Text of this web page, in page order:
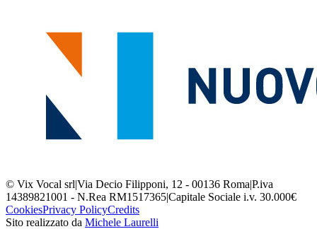
© Vix Vocal srl|Via Decio Filipponi, 12 - 00136 Roma|P.iva
14389821001 - N.Rea RM1517365|Capitale Sociale i.v. 30.000€
CookiesPrivacy PolicyCredits
Sito realizzato da Michele Laurelli